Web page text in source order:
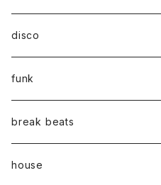
disco
funk
break beats
house